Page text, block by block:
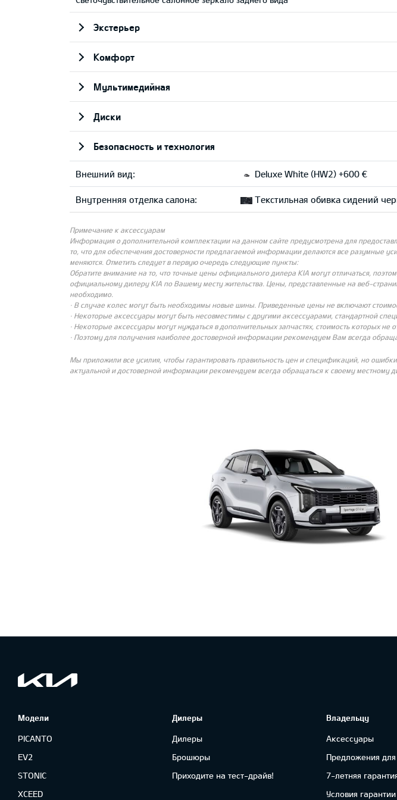
Экстерьер
Комфорт
Мультимедийная
Диски
Безопасность и технология
Внешний вид: Deluxe White (HW2) +600 €
Внутренняя отделка салона: Текстильная обивка сидений
Примечание к аксессуарам
Информация о дополнительной комплектации на данном сайте предусмотрена для
то, что для обеспечения достоверности предлагаемой информации делаются все разумные
меняются. Отметить следует в первую очередь следующие пункты:
Обратите внимание на то, что точные цены официального дилера KIA могут отличаться,
официальному дилеру KIA по Вашему месту жительства. Цены, представленные на веб-
необходимо.
· В случае колес могут быть необходимы новые шины. Приведенные цены не включают
· Некоторые аксессуары могут быть несовместимы с другими аксессуарами, стандартной
· Некоторые аксессуары могут нуждаться в дополнительных запчастях, стоимость которых не
· Поэтому для получения наиболее достоверной информации рекомендуем Вам всегда
Мы приложили все усилия, чтобы гарантировать правильность цен и спецификаций, но
актуальной и достоверной информации рекомендуем всегда обращаться к своему местному
Модели
PICANTO
EV2
STONIC
XCEED
Дилеры
Дилеры
Брошюры
Приходите на тест-драйв!
Владельцу
Аксессуары
Предложения
7-летняя
Условия гарантии